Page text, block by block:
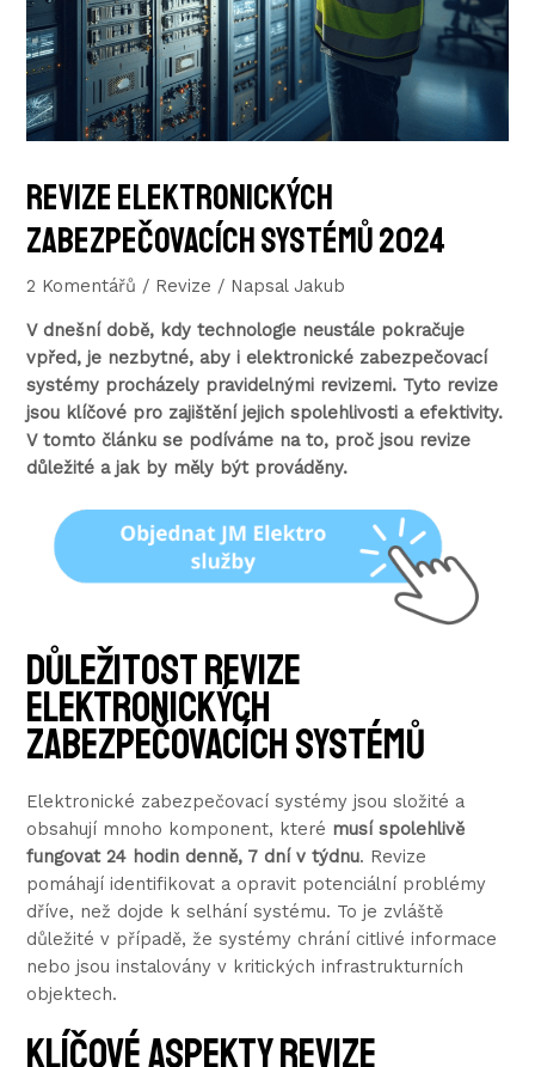
Revize elektronických
zabezpečovacích systémů 2024
2 Komentářů / Revize / Napsal Jakub
V dnešní době, kdy technologie neustále pokračuje
vpřed, je nezbytné, aby i elektronické zabezpečovací
systémy procházely pravidelnými revizemi. Tyto revize
jsou klíčové pro zajištění jejich spolehlivosti a efektivity.
V tomto článku se podíváme na to, proč jsou revize
důležité a jak by měly být prováděny.
Důležitost revize
elektronických
zabezpečovacích systémů
Elektronické zabezpečovací systémy jsou složité a
obsahují mnoho komponent, které musí spolehlivě
fungovat 24 hodin denně, 7 dní v týdnu. Revize
pomáhají identifikovat a opravit potenciální problémy
dříve, než dojde k selhání systému. To je zvláště
důležité v případě, že systémy chrání citlivé informace
nebo jsou instalovány v kritických infrastrukturních
objektech.
Klíčové aspekty revize